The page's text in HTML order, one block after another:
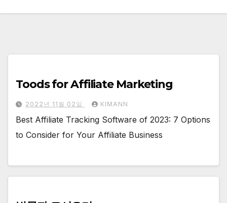
Toods for Affiliate Marketing
2022년 11월 02일 KIMANN
Best Affiliate Tracking Software of 2023: 7 Options
to Consider for Your Affiliate Business